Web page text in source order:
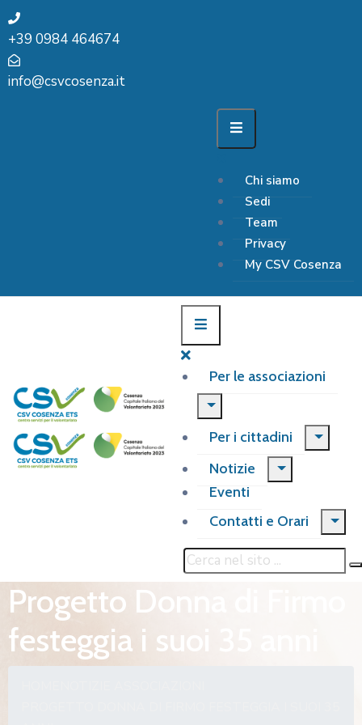
+39 0984 464674
info@csvcosenza.it
Chi siamo
Sedi
Team
Privacy
My CSV Cosenza
Per le associazioni
Per i cittadini
Notizie
Eventi
Contatti e Orari
Progetto Donna di Firmo
festeggia i suoi 35 anni